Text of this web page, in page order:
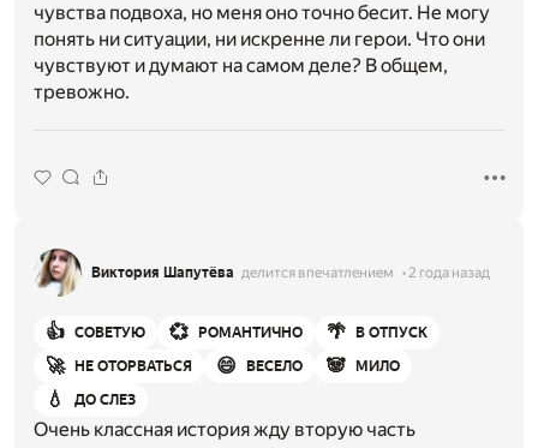
чувства подвоха, но меня оно точно бесит. Не могу
понять ни ситуации, ни искренне ли герои. Что они
чувствуют и думают на самом деле? В общем,
тревожно.
Виктория Шапутёва делится впечатлением 2 года назад
👍 СОВЕТУЮ 💞 РОМАНТИЧНО 🌴 В ОТПУСК
🚀 НЕ ОТОРВАТЬСЯ 😄 ВЕСЕЛО 🐼 МИЛО
💧 ДО СЛЕЗ
Очень классная история жду вторую часть